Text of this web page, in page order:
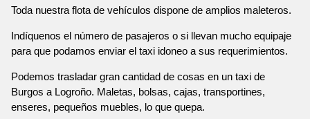
Toda nuestra flota de vehículos dispone de amplios maleteros.
Indíquenos el número de pasajeros o si llevan mucho equipaje
para que podamos enviar el taxi idoneo a sus requerimientos.
Podemos trasladar gran cantidad de cosas en un taxi de
Burgos a Logroño. Maletas, bolsas, cajas, transportines,
enseres, pequeños muebles, lo que quepa.